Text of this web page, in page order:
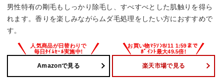
男性特有の剛毛もしっかり除毛し、すべすべとした肌触りを得ら
れます。香りを楽しみながらムダ毛処理をしたい方におすすめで
す。
Amazonで見る 楽天市場で見る